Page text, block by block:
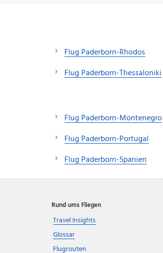
Flug Paderborn-Rhodos
Flug Paderborn-Thessaloniki
Flug Paderborn-Montenegro
Flug Paderborn-Portugal
Flug Paderborn-Spanien